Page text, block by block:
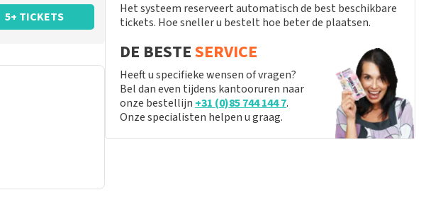
5+ TICKETS
Het systeem reserveert automatisch de best beschikbare
tickets. Hoe sneller u bestelt hoe beter de plaatsen.
DE BESTESERVICE
Heeft u specifieke wensen of vragen?
Bel dan even tijdens kantooruren naar
onze bestellijn +31 (0)85 744 144 7.
Onze specialisten helpen u graag.